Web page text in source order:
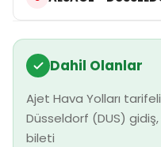
Dahil Olanlar
Ajet Hava Yolları
Düsseldorf (DUS) gidiş,
bileti